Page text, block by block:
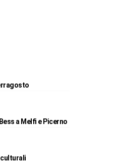
a Melfi e Picerno
culturali